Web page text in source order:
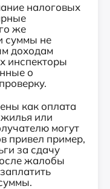
налоговых
же
суммы не
доходам
инспекторы
о
как оплата
или
могут
привел пример,
за сдачу
жалобы